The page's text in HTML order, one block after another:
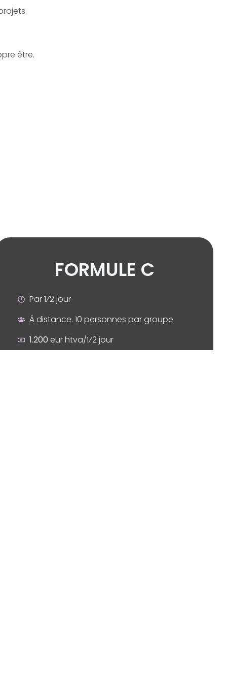
être.
FORMULE C
Par 1⁄2 jour
Á distance. 10 personnes par groupe
1.200 eur htva/1⁄2 jour